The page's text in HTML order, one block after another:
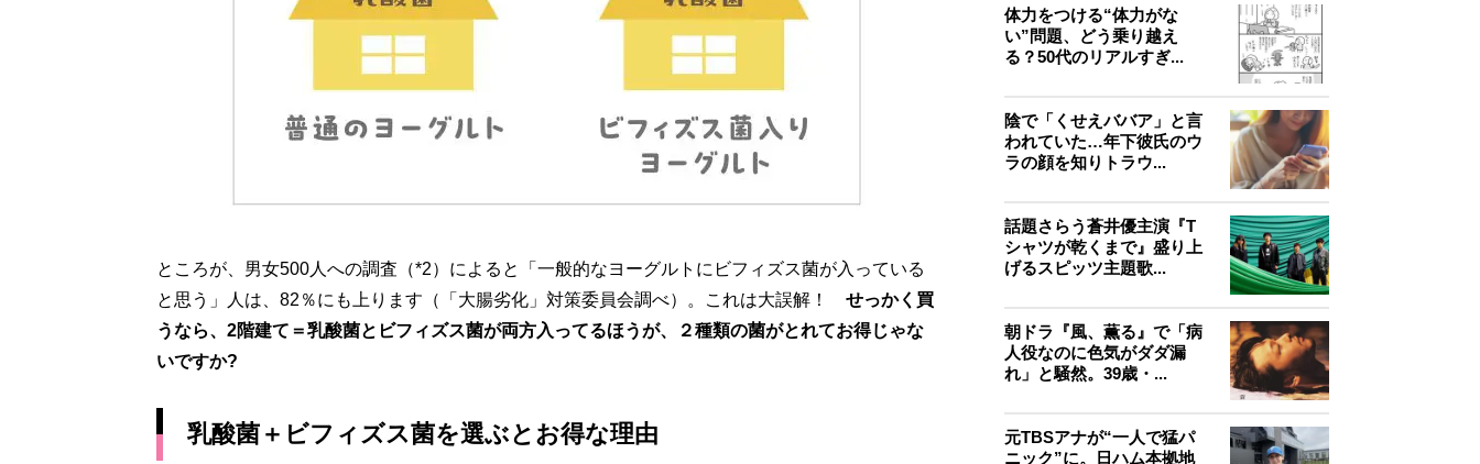
ところが、男女500人への調査（*2）によると「一般的なヨーグルトにビフィズス菌が入っている
と思う」人は、82％にも上ります（「大腸劣化」対策委員会調べ）。これは大誤解！ せっかく買
うなら、2階建て＝乳酸菌とビフィズス菌が両方入ってるほうが、２種類の菌がとれてお得じゃな
いですか?
乳酸菌＋ビフィズス菌を選ぶとお得な理由
体力をつける“体力がな
い”問題、どう乗り越え
る？50代のリアルすぎ...
陰で「くせえババア」と言
われていた…年下彼氏のウ
ラの顔を知りトラウ...
話題さらう蒼井優主演『T
シャツが乾くまで』盛り上
げるスピッツ主題歌...
朝ドラ『風、薫る』で「病
人役なのに色気がダダ漏
れ」と騒然。39歳・...
元TBSアナが“一人で猛パ
ニック”に。日ハム本拠地